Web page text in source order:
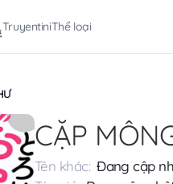
TruyentiniThể loại
CẶP
Tên khác: Đang cập